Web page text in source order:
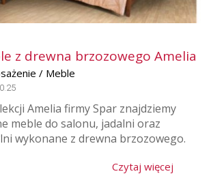
z drewna brzozowego Amelia
/ Meble
Amelia firmy Spar znajdziemy
meble do salonu, jadalni oraz
wykonane z drewna brzozowego.
Czytaj więcej